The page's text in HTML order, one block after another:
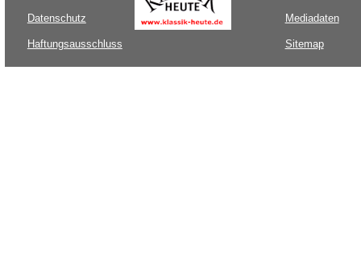
Datenschutz
Haftungsausschluss
Mediadaten
Sitemap